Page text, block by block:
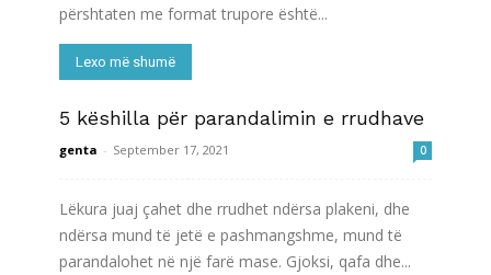
përshtaten me format trupore është...
Lexo më shumë
5 këshilla për parandalimin e rrudhave
genta - September 17, 2021 0
Lëkura juaj çahet dhe rrudhet ndërsa plakeni, dhe
ndërsa mund të jetë e pashmangshme, mund të
parandalohet në një farë mase. Gjoksi, qafa dhe...